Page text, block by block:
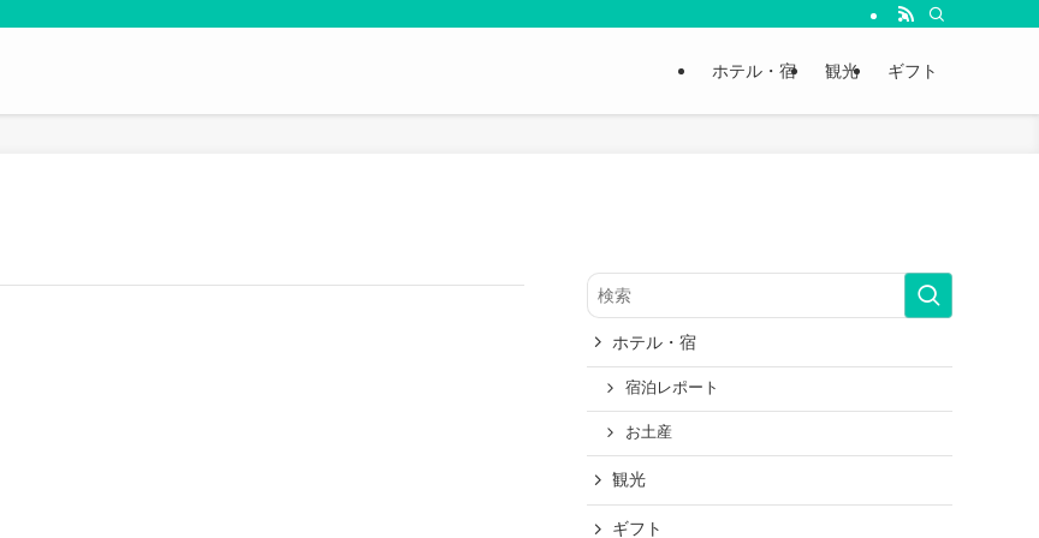
ホテル・宿 観光 ギフト
ホテル・宿
宿泊レポート
お土産
観光
ギフト